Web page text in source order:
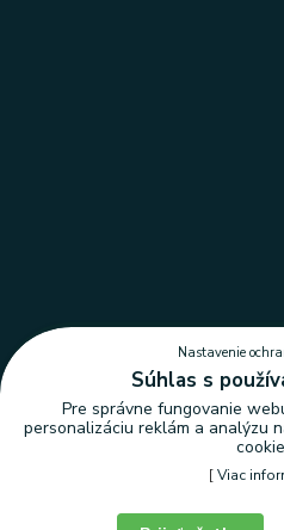
Nastavenie
Nastavenie
Súhlas s
Pre správne fungovanie
personalizáciu reklám a analýzu
[Viac